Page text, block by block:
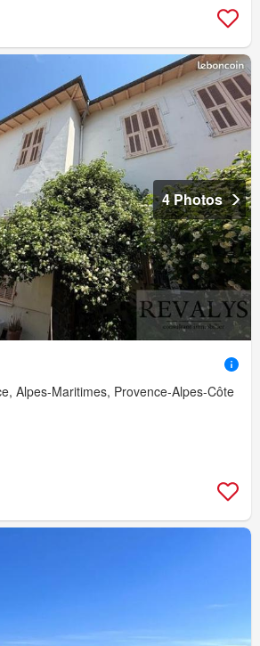
4 Photos
Alpes-Maritimes, Provence-Alpes-Côte